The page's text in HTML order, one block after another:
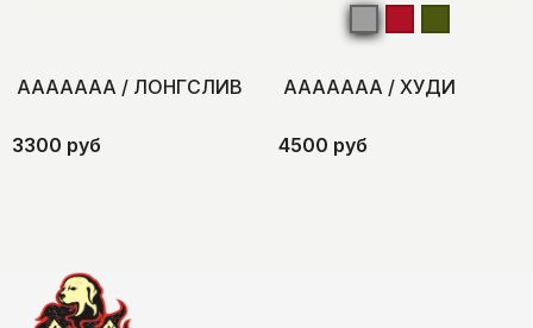
ААААААА / ЛОНГСЛИВ
3300 руб
ААААААА / ХУДИ
4500 руб